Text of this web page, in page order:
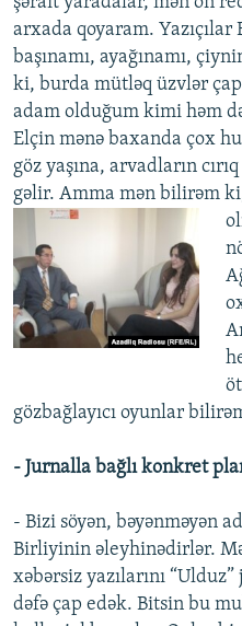
arxada qoyaram.
başınamı, ayağınamı,
ki, burda mütləq üzvlər
adam olduğum kimi həm
Elçin mənə baxanda çox
göz yaşına, arvadların
gəlir. Amma mən bilirəm
gözbağlayıcı oyunlar
- Jurnalla bağlı konkret
- Bizi söyən, bəyənməyən
Birliyinin əleyhinədirlər.
xəbərsiz yazılarını
dəfə çap edək. Bitsin bu